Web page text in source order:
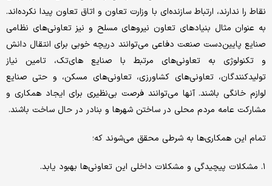
نقاط را ندارند، ارتباط سازنده‌ای با وزارت تعاون و اتاق تعاون پیدا نکرده‌اند.
به عنوان مثال بنیادهای تعاون نیروهای مسلح و نیز تعاونی‌های نظامی
صنایع پایین‌دست صنعت دفاعی می‌توانند دریچه خوبی برای انتقال دانش
و تکنولوژی به تعاونی‌های مرتبط با صنایع های‌تک، تامین نیاز
تولیدکنندگان، تعاونی‌های کشاورزی، تعاونی‌های مسکن، و حتی صنایع
لوازم خانگی باشند. آنها می‌توانند فرصت بی‌نظیری برای ایجاد همکاری و
مشارکت عامه مردم محلی در ساختن شهرها و بنادر در حال ساخت باشند.
تمام این همکاری‌ها به شرطی محقق می‌شوند که؛
۱. مشکلات پیچیدگی و مشکلات داخلی این تعاونی‌ها بهبود یابد.